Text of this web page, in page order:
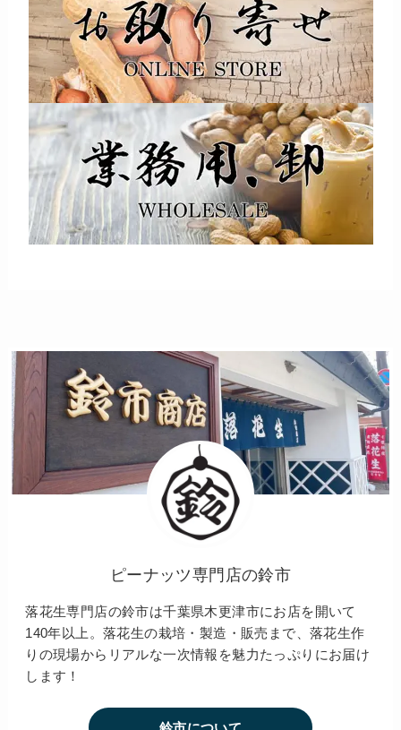
ピーナッツ専門店の鈴市
落花生専門店の鈴市は千葉県木更津市にお店を開いて
140年以上。落花生の栽培・製造・販売まで、落花生作
りの現場からリアルな一次情報を魅力たっぷりにお届け
します！